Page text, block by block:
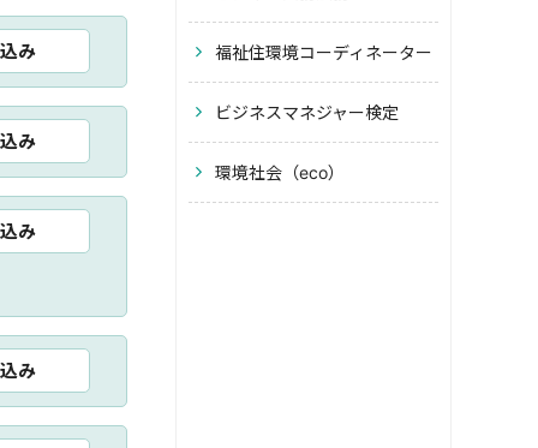
み
み
み
み
福祉住環境コーディネーター
ビジネスマネジャー検定
環境社会（eco）